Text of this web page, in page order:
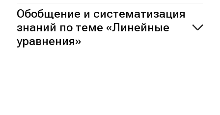
Обобщение и систематизация
знаний по теме «Линейные
уравнения»